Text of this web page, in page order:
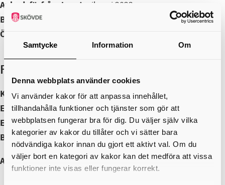
Samtycke Information Om
Denna webbplats använder cookies
Vi använder kakor för att anpassa innehållet,
tillhandahålla funktioner och tjänster som gör att
webbplatsen fungerar bra för dig. Du väljer själv vilka
kategorier av kakor du tillåter och vi sätter bara
nödvändiga kakor innan du gjort ett aktivt val. Om du
väljer bort en kategori av kakor kan det medföra att vissa
funktioner inte visas eller fungerar korrekt.
Anbudsförfrågning: April-maj 2023
Byggstart:Januari 2025
Överlämnande:
Fakta
Kategori:Om- och tillbyggnation
Entreprenör:GBJ Bygg
Entreprenadform:Partnering
Budget:130 miljoner kronor
Ansvarig enhet:Fastighet